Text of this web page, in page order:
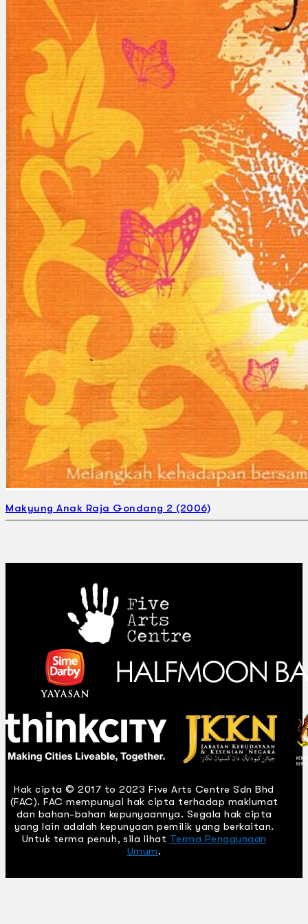
Gelintar
Makyung Anak Raja Gondang 2 (2006)
Hak cipta © 2017 to 2023 Five Arts Centre Sdn Bhd
(FAC). FAC mempunyai hak cipta terhadap maklumat
dan bahan-bahan kepunyaannya. Segala hak cipta
yang lain adalah kepunyaan pemilik yang berkaitan.
Untuk terma penuh, sila lihat Terma Penggunaan
Umum.